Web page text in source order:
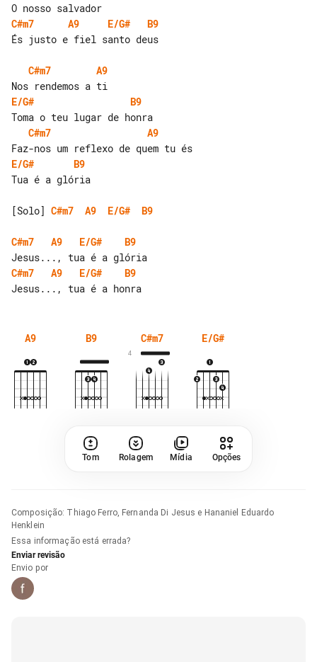
C#m7
A9 E/G#
B9
És justo e fiel santo deus
C#m7
A9
E/G#
B9
C#m7
A9
E/G#
B9
Tua é a glória
[Solo] C#m7 A9 E/G# B9
C#m7 A9 E/G#
B9
C#m7
A9 E/G#
B9
A9 B9 C#m7
4
E/G#
Tom Rolagem Mídia Opções
Composição: Thiago Ferro, Fernanda Di Jesus e Hananiel Eduardo
Henklein
Essa informação está errada?
Enviar revisão
Envio por